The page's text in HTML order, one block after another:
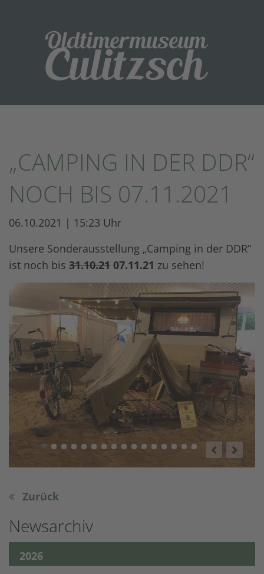
„CAMPING IN DER DDR“
NOCH BIS 07.11.2021
06.10.2021 | 15:23 Uhr
Unsere Sonderausstellung „Camping in der DDR“
ist noch bis 31.10.21 07.11.21 zu sehen!
Zurück
Newsarchiv
2026